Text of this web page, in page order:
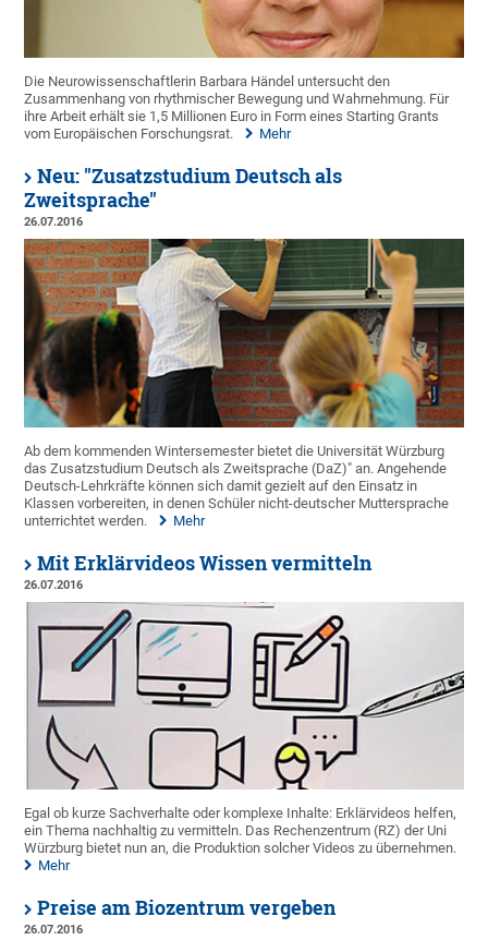
Die Neurowissenschaftlerin Barbara Händel untersucht den
Zusammenhang von rhythmischer Bewegung und Wahrnehmung. Für
ihre Arbeit erhält sie 1,5 Millionen Euro in Form eines Starting Grants
vom Europäischen Forschungsrat.
Mehr
Neu: "Zusatzstudium Deutsch als
Zweitsprache"
26.07.2016
Ab dem kommenden Wintersemester bietet die Universität Würzburg
das Zusatzstudium Deutsch als Zweitsprache (DaZ)" an. Angehende
Deutsch-Lehrkräfte können sich damit gezielt auf den Einsatz in
Klassen vorbereiten, in denen Schüler nicht-deutscher Muttersprache
unterrichtet werden.
Mehr
Mit Erklärvideos Wissen vermitteln
26.07.2016
Egal ob kurze Sachverhalte oder komplexe Inhalte: Erklärvideos helfen,
ein Thema nachhaltig zu vermitteln. Das Rechenzentrum (RZ) der Uni
Würzburg bietet nun an, die Produktion solcher Videos zu übernehmen.
Mehr
Preise am Biozentrum vergeben
26.07.2016